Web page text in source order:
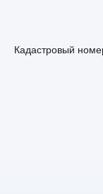
Кадастровый